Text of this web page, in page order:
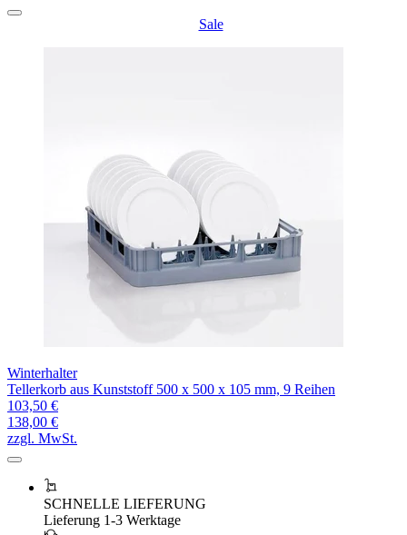
Sale
Winterhalter
Tellerkorb aus Kunststoff 500 x 500 x 105 mm, 9 Reihen
103,50 €
138,00 €
zzgl. MwSt.
SCHNELLE LIEFERUNG
Lieferung 1-3 Werktage